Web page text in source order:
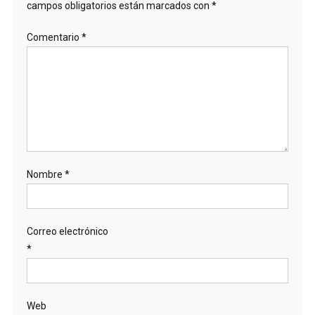
campos obligatorios están marcados con *
Comentario *
Nombre *
Correo electrónico
*
Web